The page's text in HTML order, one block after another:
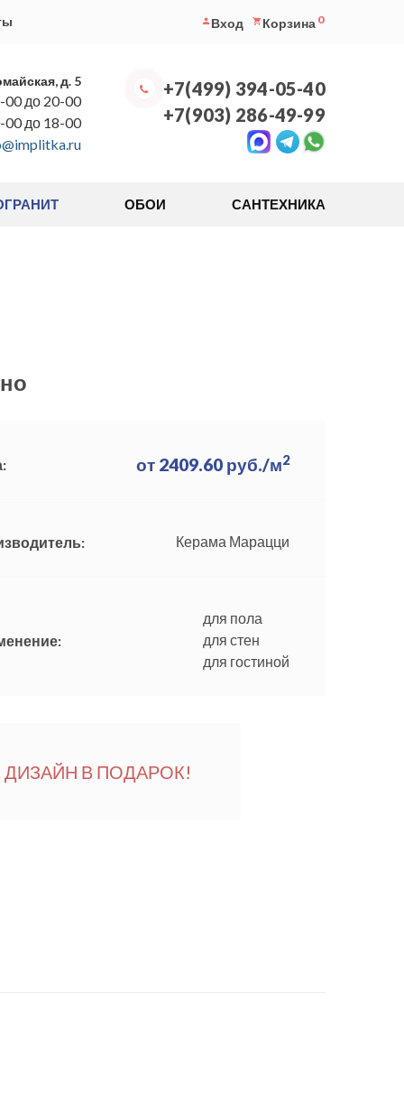
Вход Корзина 0
д. 5
до 20-00
00 до 18-00
+7(499) 394-05-40
+7(903) 286-49-99
ОБОИ САНТЕХНИКА
от 2409.60 руб./м2
Керама Марацци
для пола
для стен
для гостиной
ДИЗАЙН В ПОДАРОК!